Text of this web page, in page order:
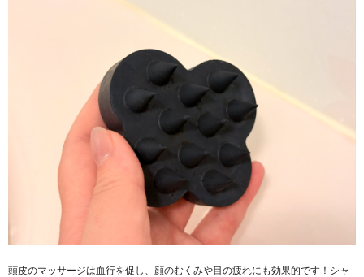
頭皮のマッサージは血行を促し、顔のむくみや目の疲れにも効果的です！シャ